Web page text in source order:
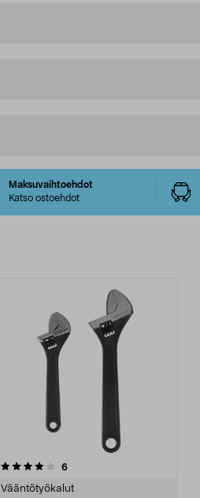
Maksuvaihtoehdot
Katso ostoehdot
6arvostelut
Vääntötyökalut
4.5 viidestä